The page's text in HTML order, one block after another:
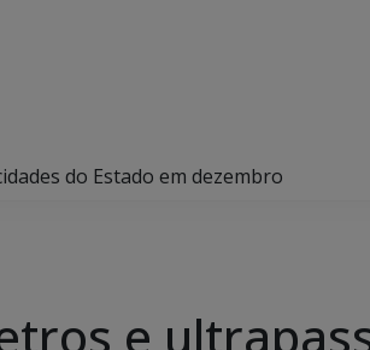
do Estado em dezembro
e